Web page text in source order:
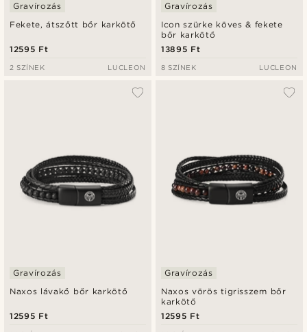
Fekete, átszőtt bőr karkötő
Gravírozás
12595 Ft
2 SZÍNEK LUCLEON
Icon szürke köves & fekete
bőr karkötő
Gravírozás
13895 Ft
8 SZÍNEK LUCLEON
Naxos lávakő bőr karkötő
Gravírozás
12595 Ft
Naxos vörös tigrisszem bőr
karkötő
Gravírozás
12595 Ft